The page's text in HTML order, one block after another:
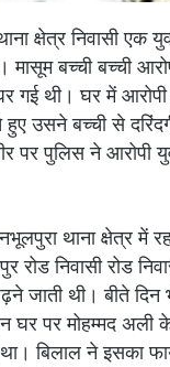
क्षेत्र निवासी एक
मासूम बच्ची बच्ची
गई थी। घर में
हुए उसने बच्ची से
पर पुलिस ने आरोपी
थाना क्षेत्र में
रोड निवासी रोड
जाती थी। बीते
घर पर मोहम्मद अली
बिलाल ने इसका